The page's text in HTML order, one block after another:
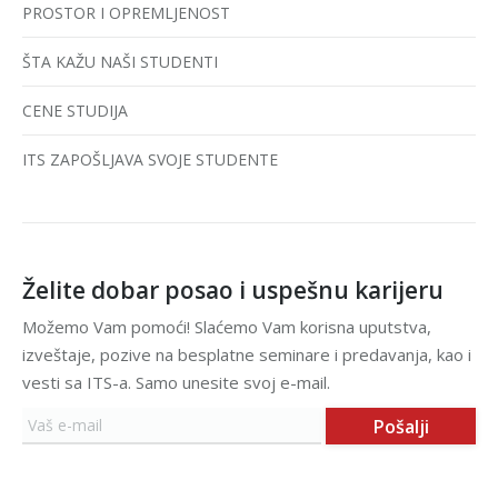
PROSTOR I OPREMLJENOST
ŠTA KAŽU NAŠI STUDENTI
CENE STUDIJA
ITS ZAPOŠLJAVA SVOJE STUDENTE
Želite dobar posao i uspešnu karijeru
Možemo Vam pomoći! Slaćemo Vam korisna uputstva,
izveštaje, pozive na besplatne seminare i predavanja, kao i
vesti sa ITS-a. Samo unesite svoj e-mail.